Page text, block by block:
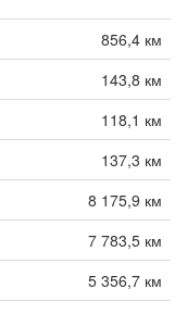
856,4 км
143,8 км
118,1 км
137,3 км
8 175,9 км
7 783,5 км
5 356,7 км